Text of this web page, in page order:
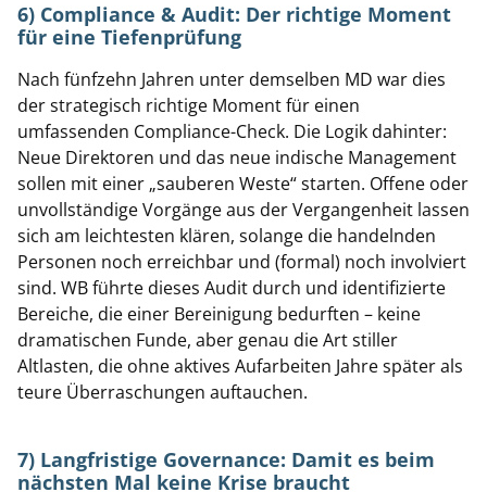
6) Compliance & Audit: Der richtige Moment
für eine Tiefenprüfung
Nach fünfzehn Jahren unter demselben MD war dies
der strategisch richtige Moment für einen
umfassenden Compliance-Check. Die Logik dahinter:
Neue Direktoren und das neue indische Management
sollen mit einer „sauberen Weste“ starten. Offene oder
unvollständige Vorgänge aus der Vergangenheit lassen
sich am leichtesten klären, solange die handelnden
Personen noch erreichbar und (formal) noch involviert
sind. WB führte dieses Audit durch und identifizierte
Bereiche, die einer Bereinigung bedurften – keine
dramatischen Funde, aber genau die Art stiller
Altlasten, die ohne aktives Aufarbeiten Jahre später als
teure Überraschungen auftauchen.
7) Langfristige Governance: Damit es beim
nächsten Mal keine Krise braucht